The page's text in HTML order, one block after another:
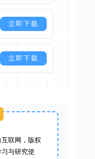
立即下载
立即下载
联网，版权
与研究使